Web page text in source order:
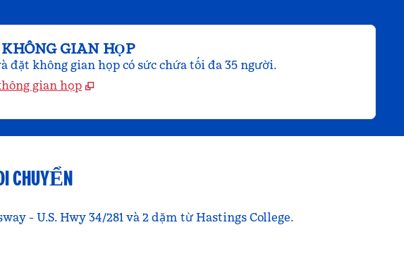
GIAN HỌP
đặt không gian họp có sức chứa tối đa 35 người.
gian họp
CHUYỂN
- U.S. Hwy 34/281 và 2 dặm từ Hastings College.